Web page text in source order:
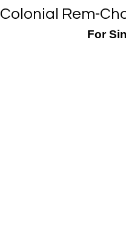
Colonial Rem-
For